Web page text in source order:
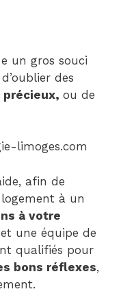
un gros souci
des
précieux, ou de
limoges.com
afin de
à un
à votre
une équipe de
qualifiés pour
bons réflexes,